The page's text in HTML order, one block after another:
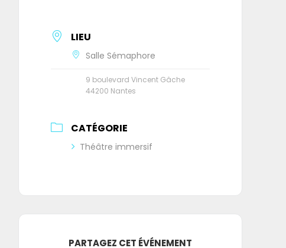
LIEU
Salle Sémaphore
9 boulevard Vincent Gâche
44200 Nantes
CATÉGORIE
Théâtre immersif
PARTAGEZ CET ÉVÉNEMENT